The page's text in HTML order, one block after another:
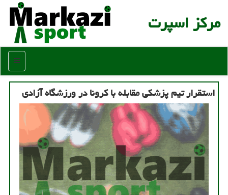
مركز اسپرت
منو
استقرار تیم پزشكی مقابله با كرونا در ورزشگاه آزادی